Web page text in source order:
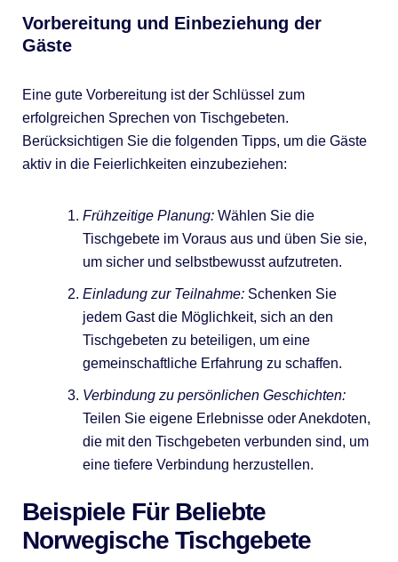
Vorbereitung und Einbeziehung der
Gäste
Eine gute Vorbereitung ist der Schlüssel zum
erfolgreichen Sprechen von Tischgebeten.
Berücksichtigen Sie die folgenden Tipps, um die Gäste
aktiv in die Feierlichkeiten einzubeziehen:
Frühzeitige Planung:Wählen Sie die
Tischgebete im Voraus aus und üben Sie sie,
um sicher und selbstbewusst aufzutreten.
Einladung zur Teilnahme:Schenken Sie
jedem Gast die Möglichkeit, sich an den
Tischgebeten zu beteiligen, um eine
gemeinschaftliche Erfahrung zu schaffen.
Verbindung zu persönlichen Geschichten:
Teilen Sie eigene Erlebnisse oder Anekdoten,
die mit den Tischgebeten verbunden sind, um
eine tiefere Verbindung herzustellen.
Beispiele Für Beliebte
Norwegische Tischgebete